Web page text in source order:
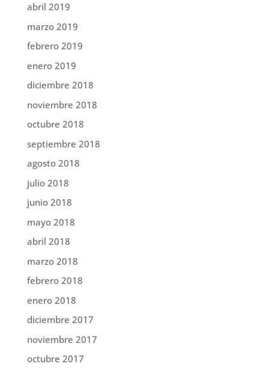
abril 2019
marzo 2019
febrero 2019
enero 2019
diciembre 2018
noviembre 2018
octubre 2018
septiembre 2018
agosto 2018
julio 2018
junio 2018
mayo 2018
abril 2018
marzo 2018
febrero 2018
enero 2018
diciembre 2017
noviembre 2017
octubre 2017